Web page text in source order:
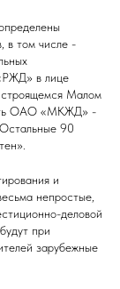
в том числе -
в лице
Малом
ОАО «МКЖД» -
90
и
непростые,
деловой
при
зарубежные